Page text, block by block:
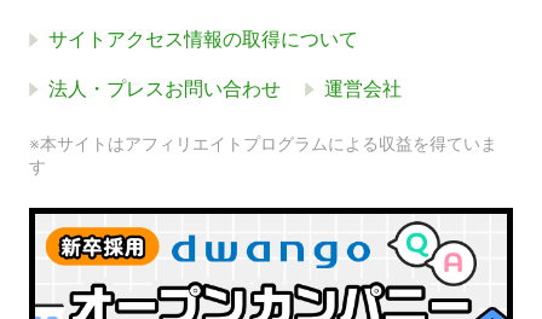
サイトアクセス情報の取得について
法人・プレスお問い合わせ 運営会社
※本サイトはアフィリエイトプログラムによる収益を得ていま
す